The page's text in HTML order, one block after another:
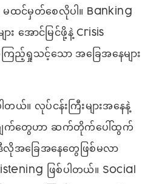
မထင်မှတ်စေလိုပါ။ Banking
အောင်မြင်ဖို့နဲ့ Crisis
ြည့်ရှုသင့်သော အခြေအနေများ
။ လုပ်ငန်းကြီးများအနေနဲ့
ချက်တွေဟာ ဆက်တိုက်ပေါ်ထွက်
လိုအခြေအနေတွေဖြစ်မလာ
ဖြစ်ပါတယ်။ Social